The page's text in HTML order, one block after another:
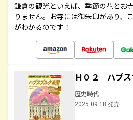
鎌倉の観光といえば、季節の花とお
りません。お寺には御朱印があり、
がわかるのです！
Ｈ０２ ハプス
歴史時代
2025.09.18 発売